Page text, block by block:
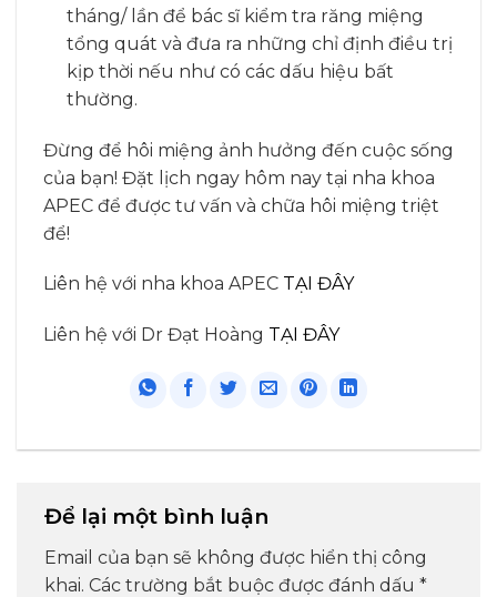
tháng/ lần để bác sĩ kiểm tra răng miệng
tổng quát và đưa ra những chỉ định điều trị
kịp thời nếu như có các dấu hiệu bất
thường.
Đừng để hôi miệng ảnh hưởng đến cuộc sống
của bạn! Đặt lịch ngay hôm nay tại nha khoa
APEC để được tư vấn và chữa hôi miệng triệt
để!
Liên hệ với nha khoa APEC TẠI ĐÂY
Liên hệ với Dr Đạt Hoàng TẠI ĐÂY
Để lại một bình luận
Email của bạn sẽ không được hiển thị công
khai. Các trường bắt buộc được đánh dấu *